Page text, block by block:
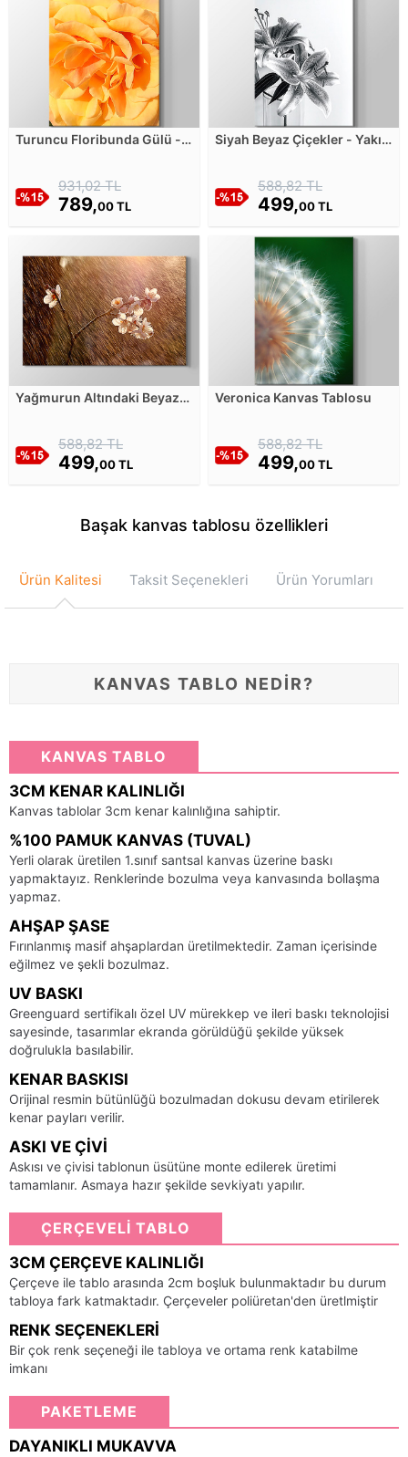
Turuncu Floribunda Gülü -
931,02 TL
789,00 TL
Siyah Beyaz Çiçekler - Yakın
588,82 TL
499,00 TL
Yağmurun Altındaki Beyaz
588,82 TL
499,00 TL
Veronica Kanvas Tablosu
588,82 TL
499,00 TL
Başak kanvas tablosu özellikleri
Ürün Kalitesi Taksit Seçenekleri Ürün Yorumları
KANVAS TABLO NEDİR?
KANVAS TABLO
3CM KENAR KALINLIĞI
Kanvas tablolar 3cm kenar kalınlığına sahiptir.
%100 PAMUK KANVAS (TUVAL)
Yerli olarak üretilen 1.sınıf santsal kanvas üzerine baskı
yapmaktayız. Renklerinde bozulma veya kanvasında bollaşma
yapmaz.
AHŞAP ŞASE
Fırınlanmış masif ahşaplardan üretilmektedir. Zaman içerisinde
eğilmez ve şekli bozulmaz.
UV BASKI
Greenguard sertifikalı özel UV mürekkep ve ileri baskı teknolojisi
sayesinde, tasarımlar ekranda görüldüğü şekilde yüksek
doğrulukla basılabilir.
KENAR BASKISI
Orijinal resmin bütünlüğü bozulmadan dokusu devam etirilerek
kenar payları verilir.
ASKI VE ÇIVI
Askısı ve çivisi tablonun üsütüne monte edilerek üretimi
tamamlanır. Asmaya hazır şekilde sevkiyatı yapılır.
ÇERÇEVELİ TABLO
3CM ÇERÇEVE KALINLIĞI
Çerçeve ile tablo arasında 2cm boşluk bulunmaktadır bu durum
tabloya fark katmaktadır. Çerçeveler poliüretan'den üretlmiştir
RENK SEÇENEKLERI
Bir çok renk seçeneği ile tabloya ve ortama renk katabilme
imkanı
PAKETLEME
DAYANIKLI MUKAVVA